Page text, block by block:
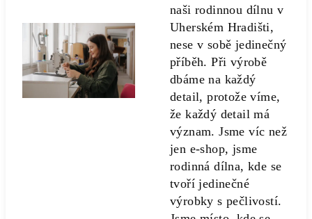
naši rodinnou dílnu v
Uherském Hradišti,
nese v sobě jedinečný
příběh. Při výrobě
dbáme na každý
detail, protože víme,
že každý detail má
význam. Jsme víc než
jen e-shop, jsme
rodinná dílna, kde se
tvoří jedinečné
výrobky s pečlivostí.